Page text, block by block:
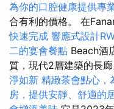
為你的口腔健康提供專
合有利的價格。 在
快速完成 響應式設計
二的宴會餐點 Beach酒
質，現代2層建築的長廊
淨如新 精緻茶會點心，
房，提供安靜、舒適的